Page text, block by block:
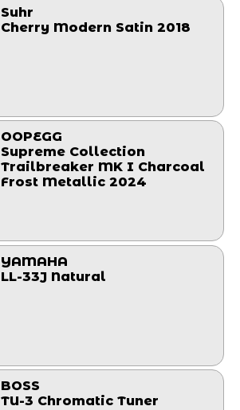
Suhr
Cherry Modern Satin 2018
OOPEGG
Supreme Collection
Trailbreaker MK I Charcoal
Frost Metallic 2024
YAMAHA
LL-33J Natural
BOSS
TU-3 Chromatic Tuner